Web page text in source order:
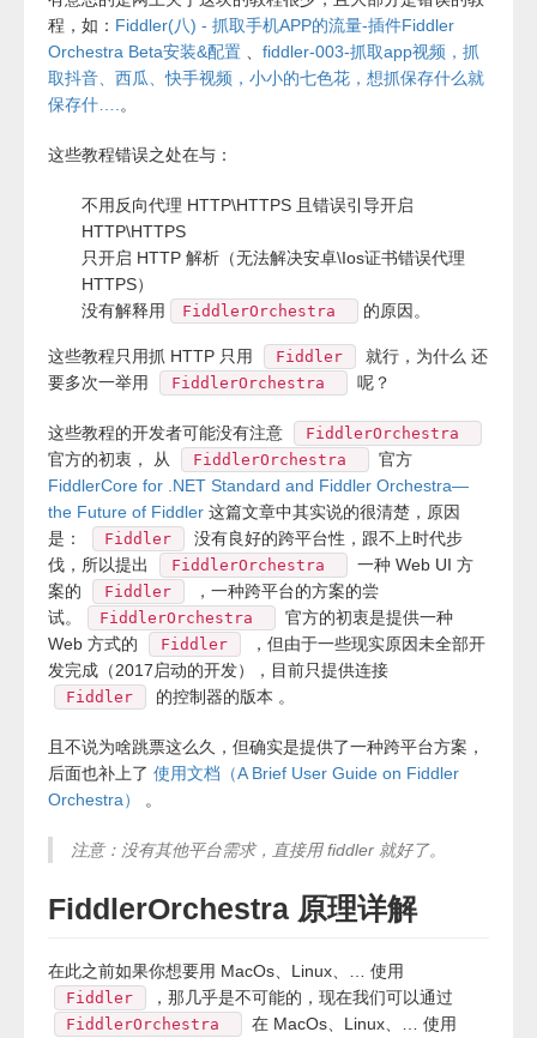
程，如： Fiddler(八) - 抓取手机APP的流量-插件Fiddler
Orchestra Beta安装&配置
fiddler-003-抓取app视频，抓
取抖音、西瓜、快手视频，小小的七色花，想抓保存什么就
保存什….
。
这些教程错误之处在与：
不用反向代理 HTTP\HTTPS 且错误引导开启
HTTP\HTTPS
只开启 HTTP 解析（无法解决安卓\Ios证书错误代理
HTTPS）
没有解释用
FiddlerOrchestra 的原因。
这些教程只用抓 HTTP 只用 Fiddler
就行，为什么 还
要多次一举用
FiddlerOrchestra 呢？
这些教程的开发者可能没有注意 FiddlerOrchestra
官方的初衷， 从 FiddlerOrchestra
官方
FiddlerCore for .NET Standard and Fiddler Orchestra—
the Future of Fiddler 这篇文章中其实说的很清楚，原因
是：
Fiddler
没有良好的跨平台性，跟不上时代步
伐，所以提出
FiddlerOrchestra
一种 Web UI 方
案的
Fiddler
，一种跨平台的方案的尝
试。
FiddlerOrchestra
官方的初衷是提供一种
Web 方式的
Fiddler
，但由于一些现实原因未全部开
发完成（2017启动的开发），目前只提供连接
Fiddler 的控制器的版本 。
且不说为啥跳票这么久，但确实是提供了一种跨平台方案，
后面也补上了 使用文档（A Brief User Guide on Fiddler
Orchestra）
。
注意：没有其他平台需求，直接用 fiddler 就好了。
FiddlerOrchestra 原理详解
在此之前如果你想要用 MacOs、Linux、… 使用
Fiddler ，那几乎是不可能的，现在我们可以通过
FiddlerOrchestra 在 MacOs、Linux、… 使用